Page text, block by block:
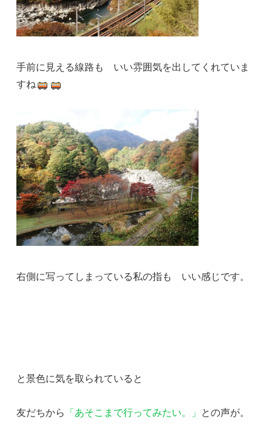
手前に見える線路も いい雰囲気を出してくれていま
すね
右側に写ってしまっている私の指も いい感じです。
と景色に気を取られていると
友だちから 「あそこまで行ってみたい。」 との声が。